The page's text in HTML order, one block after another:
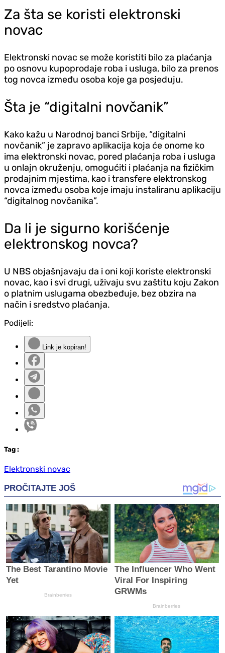
Za šta se koristi elektronski
novac
Elektronski novac se može koristiti bilo za plaćanja
po osnovu kupoprodaje roba i usluga, bilo za prenos
tog novca između osoba koje ga posjeduju.
Šta je “digitalni novčanik”
Kako kažu u Narodnoj banci Srbije, “digitalni
novčanik” je zapravo aplikacija koja će onome ko
ima elektronski novac, pored plaćanja roba i usluga
u onlajn okruženju, omogućiti i plaćanja na fizičkim
prodajnim mjestima, kao i transfere elektronskog
novca između osoba koje imaju instaliranu aplikaciju
“digitalnog novčanika”.
Da li je sigurno korišćenje
elektronskog novca?
U NBS objašnjavaju da i oni koji koriste elektronski
novac, kao i svi drugi, uživaju svu zaštitu koju Zakon
o platnim uslugama obezbeđuje, bez obzira na
način i sredstvo plaćanja.
Podijeli:
Link je kopiran!
Tag :
Elektronski novac